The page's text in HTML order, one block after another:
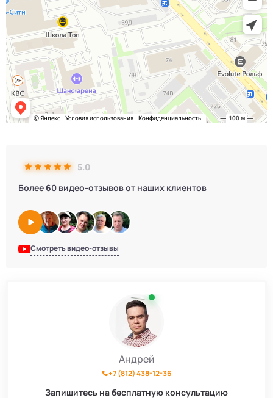
5.0
Более 60 видео-отзывов от наших клиентов
Смотреть видео-отзывы
Андрей
+7 (812) 438-12-36
Запишитесь на бесплатную консультацию